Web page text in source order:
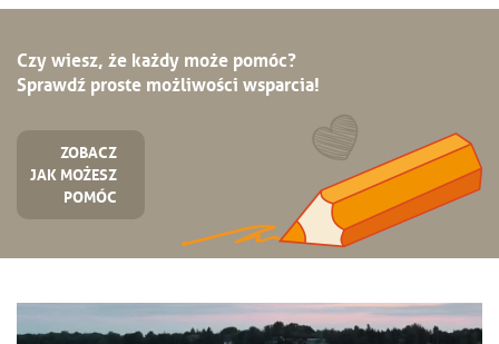
Czy wiesz, że każdy może pomóc?
Sprawdź proste możliwości wsparcia!
ZOBACZ
JAK MOŻESZ
POMÓC